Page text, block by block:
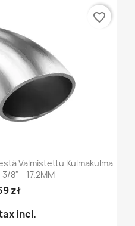
Valmistettu Kulmakulma
8" - 17.2MM
zł
incl.
favorite_border